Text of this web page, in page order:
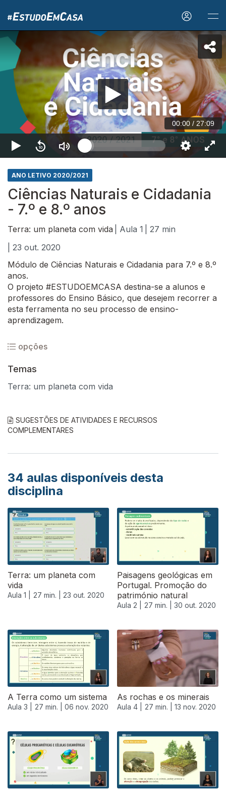
00:00 / 27:09
ANO LETIVO 2020/2021
Ciências Naturais e Cidadania
- 7.º e 8.º anos
Terra: um planeta com vida | Aula 1
| 27 min
| 23 out. 2020
Módulo de Ciências Naturais e Cidadania para 7.º e 8.º
anos.
O projeto #ESTUDOEMCASA destina-se a alunos e
professores do Ensino Básico, que desejem recorrer a
esta ferramenta no seu processo de ensino-
aprendizagem.
opções
Temas
Terra: um planeta com vida
SUGESTÕES DE ATIVIDADES E RECURSOS
COMPLEMENTARES
34 aulas disponíveis desta
disciplina
Terra: um planeta com
vida
Aula 1 | 27 min. | 23 out. 2020
Paisagens geológicas em
Portugal. Promoção do
património natural
Aula 2 | 27 min. | 30 out. 2020
A Terra como um sistema
Aula 3 | 27 min. | 06 nov. 2020
As rochas e os minerais
Aula 4 | 27 min. | 13 nov. 2020